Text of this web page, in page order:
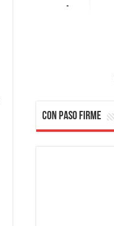
-
CON PASO FIRME